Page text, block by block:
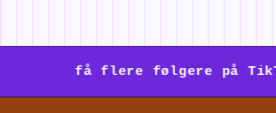
få flere følgere på TikTok